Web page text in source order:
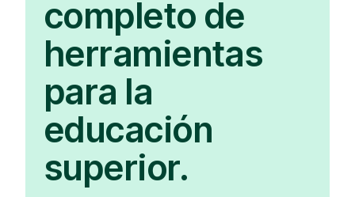
completo de
herramientas
para la
educación
superior.